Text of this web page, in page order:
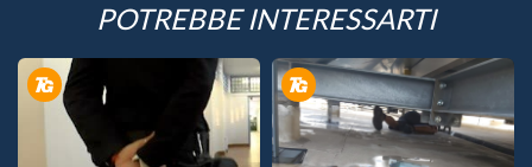
POTREBBE INTERESSARTI